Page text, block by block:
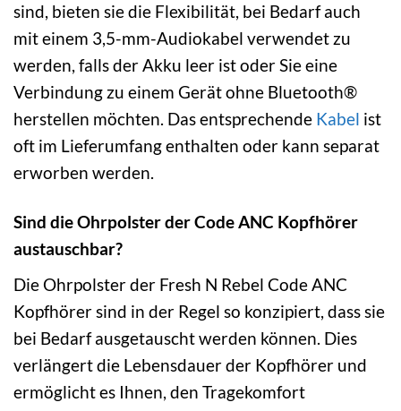
sind, bieten sie die Flexibilität, bei Bedarf auch
mit einem 3,5-mm-Audiokabel verwendet zu
werden, falls der Akku leer ist oder Sie eine
Verbindung zu einem Gerät ohne Bluetooth®
herstellen möchten. Das entsprechende Kabel ist
oft im Lieferumfang enthalten oder kann separat
erworben werden.
Sind die Ohrpolster der Code ANC Kopfhörer
austauschbar?
Die Ohrpolster der Fresh N Rebel Code ANC
Kopfhörer sind in der Regel so konzipiert, dass sie
bei Bedarf ausgetauscht werden können. Dies
verlängert die Lebensdauer der Kopfhörer und
ermöglicht es Ihnen, den Tragekomfort